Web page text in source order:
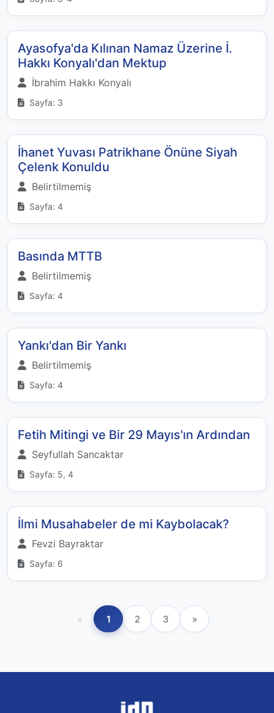
Ayasofya'da Kılınan Namaz Üzerine İ.
Hakkı Konyalı'dan Mektup
İbrahim Hakkı Konyalı
Sayfa: 3
İhanet Yuvası Patrikhane Önüne Siyah
Çelenk Konuldu
Belirtilmemiş
Sayfa: 4
Basında MTTB
Belirtilmemiş
Sayfa: 4
Yankı'dan Bir Yankı
Belirtilmemiş
Sayfa: 4
Fetih Mitingi ve Bir 29 Mayıs'ın Ardından
Seyfullah Sancaktar
Sayfa: 5, 4
İlmi Musahabeler de mi Kaybolacak?
Fevzi Bayraktar
Sayfa: 6
« 1 2 3 »